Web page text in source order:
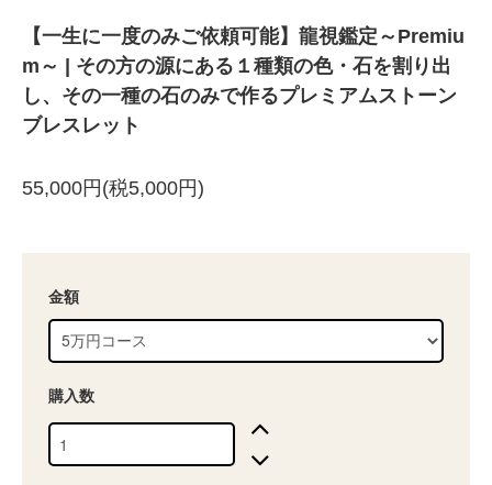
【一生に一度のみご依頼可能】龍視鑑定～Premiu
m～ | その方の源にある１種類の色・石を割り出
し、その一種の石のみで作るプレミアムストーン
ブレスレット
55,000円(税5,000円)
金額
購入数